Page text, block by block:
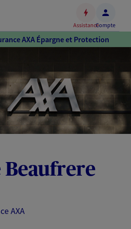
Accéder
au
Accéder
au
pied
de
page
AssistanceCompte
AXA Épargne et Protection
Beaufrere
AXA